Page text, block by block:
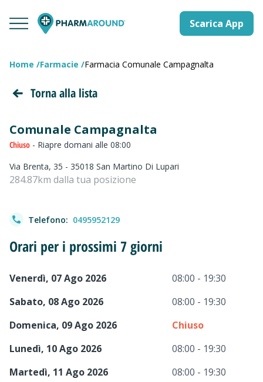
Scarica App
Home Farmacie Farmacia Comunale Campagnalta
Torna alla lista
Comunale Campagnalta
Chiuso - Riapre domani alle 08:00
Via Brenta, 35 - 35018 San Martino Di Lupari
284.87km dalla tua posizione
Telefono: 0495952129
Orari per i prossimi 7 giorni
Venerdì, 07 Ago 2026
08:00 - 19:30
Sabato, 08 Ago 2026
08:00 - 19:30
Domenica, 09 Ago 2026
Chiuso
Lunedì, 10 Ago 2026
08:00 - 19:30
Martedì, 11 Ago 2026
08:00 - 19:30